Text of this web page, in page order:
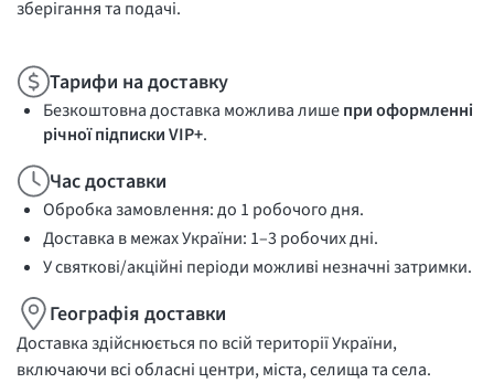
зберігання та подачі.
Тарифи на доставку
Безкоштовна доставка можлива лишепри оформленні
річної підписки VIP+.
Час доставки
Обробка замовлення: до 1 робочого дня.
Доставка в межах України: 1–3 робочих дні.
У святкові/акційні періоди можливі незначні затримки.
Географія доставки
Доставка здійснюється по всій території України,
включаючи всі обласні центри, міста, селища та села.